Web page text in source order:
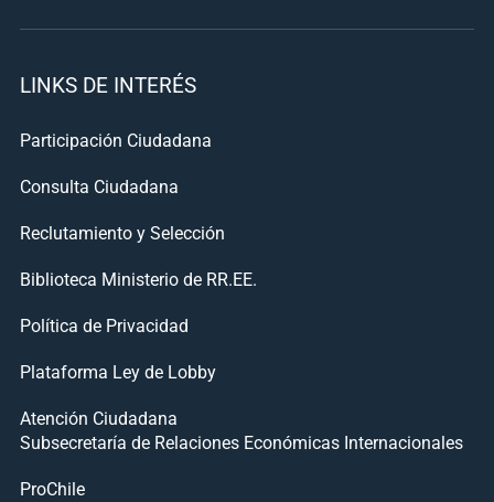
LINKS DE INTERÉS
Participación Ciudadana
Consulta Ciudadana
Reclutamiento y Selección
Biblioteca Ministerio de RR.EE.
Política de Privacidad
Plataforma Ley de Lobby
Atención Ciudadana
Subsecretaría de Relaciones Económicas Internacionales
ProChile